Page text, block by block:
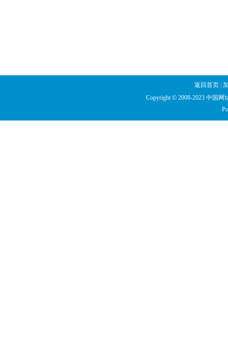
返回首页
Copyright © 2008-2023 中国网